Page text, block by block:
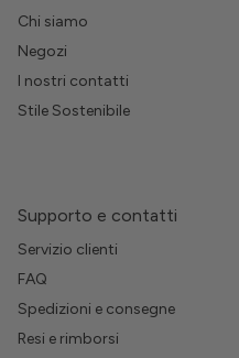
Chi siamo
Negozi
I nostri contatti
Stile Sostenibile
Supporto e contatti
Servizio clienti
FAQ
Spedizioni e consegne
Resi e rimborsi